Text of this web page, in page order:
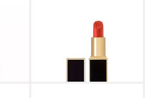
Lippenstift Matte Cream
Lipstick 15 Wild Ginger 3 g
lieferbar in 4 Wochen